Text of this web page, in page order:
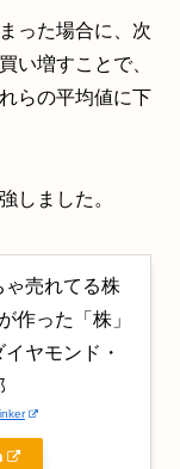
った場合に、次
い増すことで、
らの平均値に下
しました。
ゃ売れてる株
作った「株」
ヤモンド・